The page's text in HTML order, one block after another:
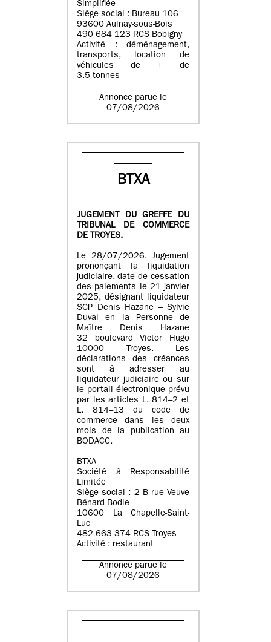
Simplifiée
Siège social : Bureau 106
93600 Aulnay-sous-Bois
490 684 123 RCS Bobigny
Activité : déménagement,
transports, location de
véhicules de + de
3.5 tonnes
Annonce parue le
07/08/2026
BTXA
JUGEMENT DU GREFFE DU
TRIBUNAL DE COMMERCE
DE TROYES.
Le 28/07/2026. Jugement
prononçant la liquidation
judiciaire, date de cessation
des paiements le 21 janvier
2025, désignant liquidateur
SCP Denis Hazane – Sylvie
Duval en la Personne de
Maître Denis Hazane
32 boulevard Victor Hugo
10000 Troyes. Les
déclarations des créances
sont à adresser au
liquidateur judiciaire ou sur
le portail électronique prévu
par les articles L. 814–2 et
L. 814–13 du code de
commerce dans les deux
mois de la publication au
BODACC.
BTXA
Société à Responsabilité
Limitée
Siège social : 2 B rue Veuve
Bénard Bodie
10600 La Chapelle-Saint-
Luc
482 663 374 RCS Troyes
Activité : restaurant
Annonce parue le
07/08/2026